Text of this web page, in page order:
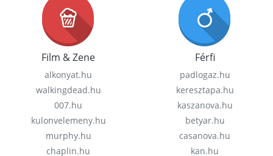
Film & Zene
alkonyat.hu
walkingdead.hu
007.hu
kulonvelemeny.hu
murphy.hu
chaplin.hu
Férfi
padlogaz.hu
keresztapa.hu
kaszanova.hu
betyar.hu
casanova.hu
kan.hu